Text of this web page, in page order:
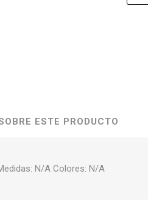
ESTE PRODUCTO
N/A Colores: N/A